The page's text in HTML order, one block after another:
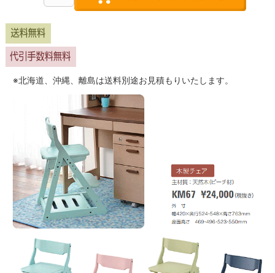
※北海道、沖縄、離島は送料別途お見積もりいたします。